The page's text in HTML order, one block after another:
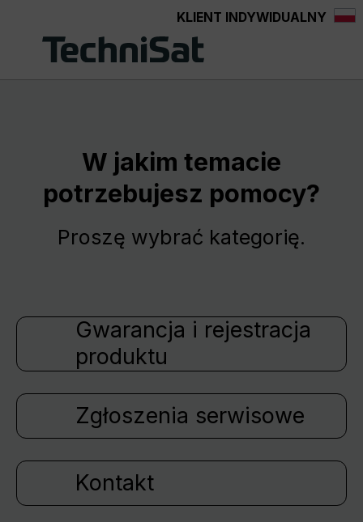
Przejdź do głównej zawartościKLIENT INDYWIDUALNY
W jakim temacie
potrzebujesz pomocy?
Proszę wybrać kategorię.
Gwarancja i rejestracja
produktu
Zgłoszenia serwisowe
Kontakt